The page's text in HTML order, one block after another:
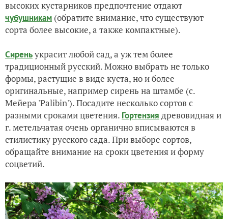
высоких кустарников предпочтение отдают
чубушникам (обратите внимание, что существуют
сорта более высокие, а также компактные).
Сиреньукрасит любой сад, а уж тем более
традиционный русский. Можно выбрать не только
формы, растущие в виде куста, но и более
оригинальные, например сирень на штамбе (с.
Мейера 'Palibin'). Посадите несколько сортов с
разными сроками цветения. Гортензия древовидная и
г. метельчатая очень органично вписываются в
стилистику русского сада. При выборе сортов,
обращайте внимание на сроки цветения и форму
соцветий.